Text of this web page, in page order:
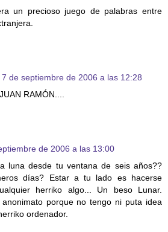
un precioso juego de palabras entre
7 de septiembre de 2006 a las 12:28
RAMÓN....
de 2006 a las 13:00
luna desde tu ventana de seis años??
días? Estar a tu lado es hacerse
herriko algo... Un beso Lunar.
porque no tengo ni puta idea
ordenador.